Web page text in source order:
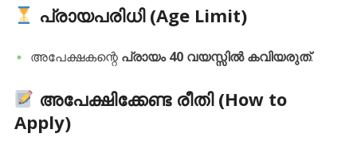
പ്രായപരിധി (Age Limit)
​അപേക്ഷകന്റെ പ്രായം 40 വയസ്സിൽ കവിയരുത്.
അപേക്ഷിക്കേണ്ട രീതി (How to
Apply)